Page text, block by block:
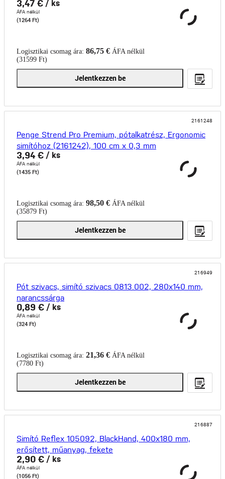
3,47 € / ks
ÁFA nélkül
(1264 Ft)
Logisztikai csomag ára: 86,75 € ÁFA nélkül
(31599 Ft)
Jelentkezzen be
2161248
Penge Strend Pro Premium, pótalkatrész, Ergonomic
simítóhoz (2161242), 100 cm x 0,3 mm
3,94 € / ks
ÁFA nélkül
(1435 Ft)
Logisztikai csomag ára: 98,50 € ÁFA nélkül
(35879 Ft)
Jelentkezzen be
216949
Pót szivacs, simító szivacs 0813.002, 280x140 mm,
narancssárga
0,89 € / ks
ÁFA nélkül
(324 Ft)
Logisztikai csomag ára: 21,36 € ÁFA nélkül
(7780 Ft)
Jelentkezzen be
216887
Simító Reflex 105092, BlackHand, 400x180 mm,
erősített, műanyag, fekete
2,90 € / ks
ÁFA nélkül
(1056 Ft)